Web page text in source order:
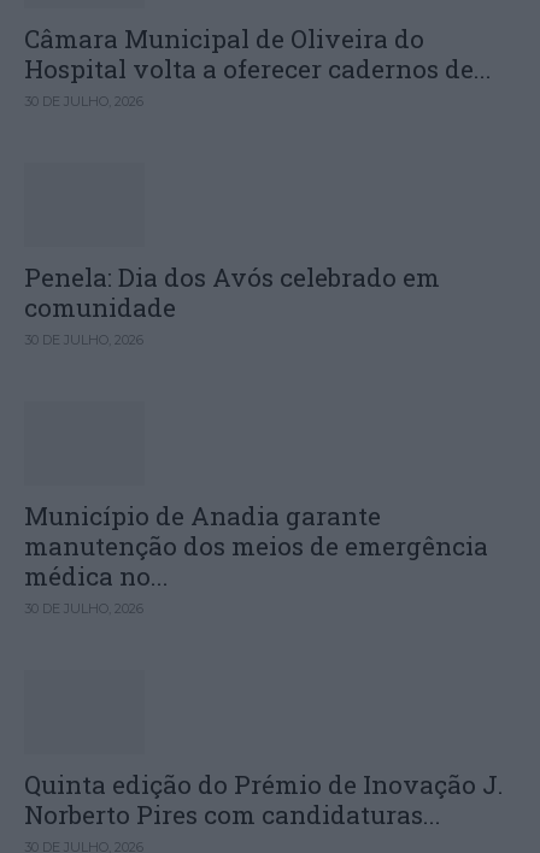
Câmara Municipal de Oliveira do
Hospital volta a oferecer cadernos de...
30 DE JULHO, 2026
Penela: Dia dos Avós celebrado em
comunidade
30 DE JULHO, 2026
Município de Anadia garante
manutenção dos meios de emergência
médica no...
30 DE JULHO, 2026
Quinta edição do Prémio de Inovação J.
Norberto Pires com candidaturas...
30 DE JULHO, 2026